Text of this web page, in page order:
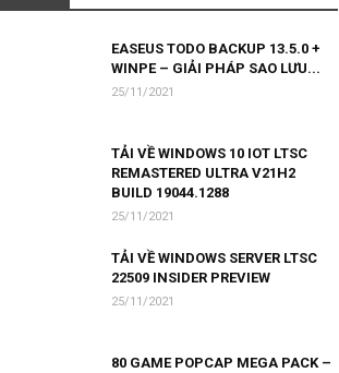
EASEUS TODO BACKUP 13.5.0 +
WINPE – GIẢI PHÁP SAO LƯU...
25/11/2021
TẢI VỀ WINDOWS 10 IOT LTSC
REMASTERED ULTRA V21H2
BUILD 19044.1288
25/11/2021
TẢI VỀ WINDOWS SERVER LTSC
22509 INSIDER PREVIEW
25/11/2021
80 GAME POPCAP MEGA PACK –